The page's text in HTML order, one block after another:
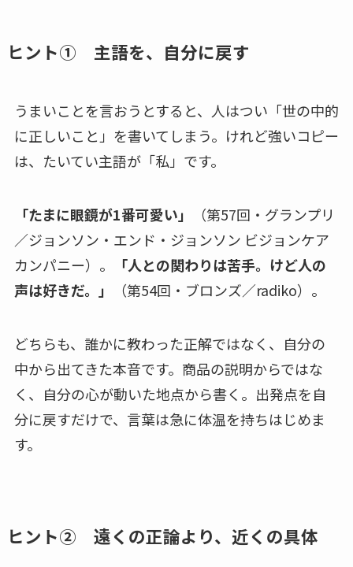
ヒント① 主語を、自分に戻す
うまいことを言おうとすると、人はつい「世の中的
に正しいこと」を書いてしまう。けれど強いコピー
は、たいてい主語が「私」です。
「たまに眼鏡が1番可愛い」
（第57回・グランプリ
／ジョンソン・エンド・ジョンソン ビジョンケア
カンパニー）。
「人との関わりは苦手。けど人の
声は好きだ。」
（第54回・ブロンズ／radiko）。
どちらも、誰かに教わった正解ではなく、自分の
中から出てきた本音です。商品の説明からではな
く、自分の心が動いた地点から書く。出発点を自
分に戻すだけで、言葉は急に体温を持ちはじめま
す。
ヒント② 遠くの正論より、近くの具体